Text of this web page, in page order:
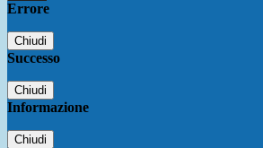
Errore
Chiudi
Successo
Chiudi
Informazione
Chiudi